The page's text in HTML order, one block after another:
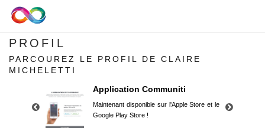
PROFIL
PARCOUREZ LE PROFIL DE CLAIRE
MICHELETTI
Application Communiti
Maintenant disponible sur l'Apple Store et le
Google Play Store !